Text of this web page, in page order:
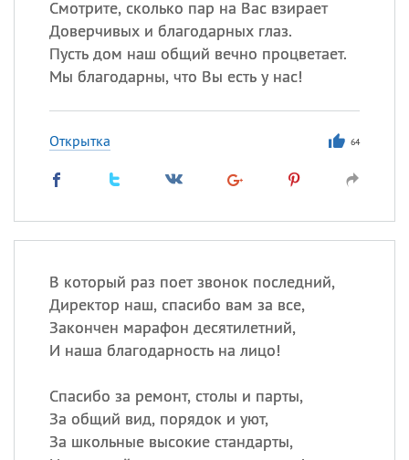
Смотрите, сколько пар на Вас взирает
Доверчивых и благодарных глаз.
Пусть дом наш общий вечно процветает.
Мы благодарны, что Вы есть у нас!
Открытка 64
В который раз поет звонок последний,
Директор наш, спасибо вам за все,
Закончен марафон десятилетний,
И наша благодарность на лицо!
Спасибо за ремонт, столы и парты,
За общий вид, порядок и уют,
За школьные высокие стандарты,